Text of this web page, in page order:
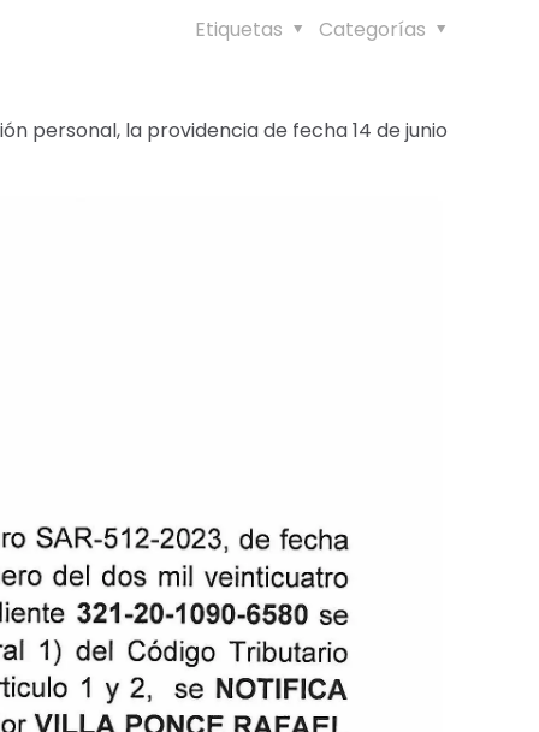
Categorías
Etiquetas
personal, la providencia de fecha 14 de junio